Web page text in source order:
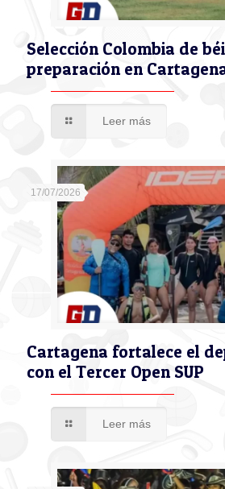
Selección Colombia de
preparación en
Leer más
17/07/2026
Cartagena fortalece el
con el Tercer Open SUP
Leer más